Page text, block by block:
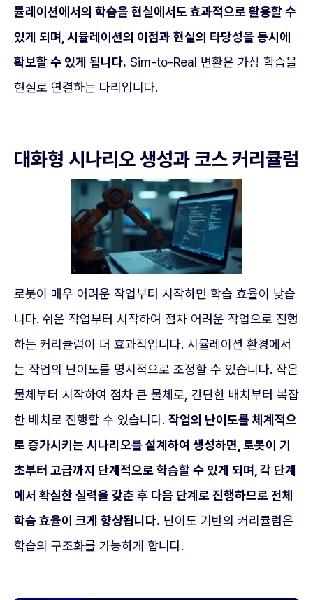
뮬레이션에서의 학습을 현실에서도 효과적으로 활용할 수
있게 되며, 시뮬레이션의 이점과 현실의 타당성을 동시에
확보할 수 있게 됩니다. Sim-to-Real 변환은 가상 학습을
현실로 연결하는 다리입니다.
대화형 시나리오 생성과 코스 커리큘럼
로봇이 매우 어려운 작업부터 시작하면 학습 효율이 낮습
니다. 쉬운 작업부터 시작하여 점차 어려운 작업으로 진행
하는 커리큘럼이 더 효과적입니다. 시뮬레이션 환경에서
는 작업의 난이도를 명시적으로 조정할 수 있습니다. 작은
물체부터 시작하여 점차 큰 물체로, 간단한 배치부터 복잡
한 배치로 진행할 수 있습니다. 작업의 난이도를 체계적으
로 증가시키는 시나리오를 설계하여 생성하면, 로봇이 기
초부터 고급까지 단계적으로 학습할 수 있게 되며, 각 단계
에서 확실한 실력을 갖춘 후 다음 단계로 진행하므로 전체
학습 효율이 크게 향상됩니다. 난이도 기반의 커리큘럼은
학습의 구조화를 가능하게 합니다.